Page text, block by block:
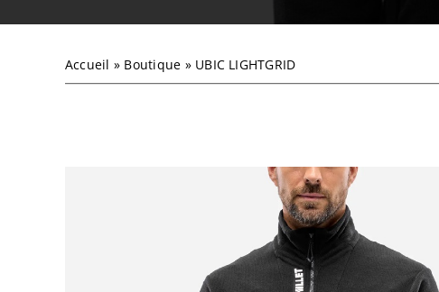
Accueil » Boutique » UBIC LIGHTGRID